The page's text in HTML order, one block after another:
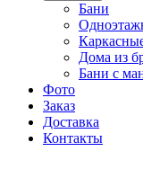
Бани
Дома из
Бани с
Фото
Заказ
Доставка
Контакты